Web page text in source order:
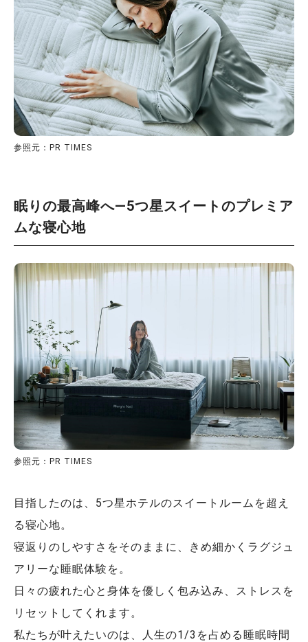
参照元：PR TIMES
眠りの最高峰へ―5つ星スイートのプレミア
ムな寝心地
参照元：PR TIMES
目指したのは、5つ星ホテルのスイートルームを超え
る寝心地。
寝返りのしやすさをそのままに、きめ細かくラグジュ
アリーな睡眠体験を。
日々の疲れた心と身体を優しく包み込み、ストレスを
リセットしてくれます。
私たちが叶えたいのは、人生の1/3を占める睡眠時間